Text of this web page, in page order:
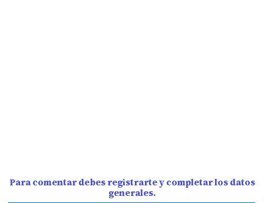
Para comentar debes registrarte y completar los datos
generales.